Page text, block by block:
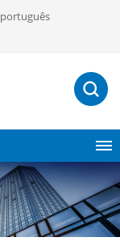
português